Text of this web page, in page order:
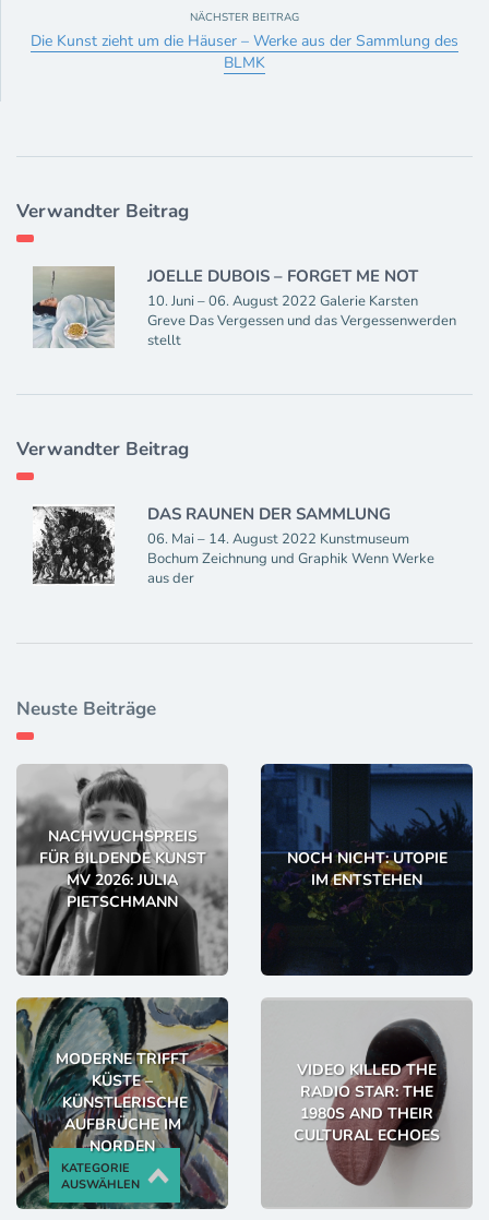
NÄCHSTER BEITRAG
Die Kunst zieht um die Häuser – Werke aus der Sammlung des
BLMK
Verwandter Beitrag
JOELLE DUBOIS – FORGET ME NOT
10. Juni – 06. August 2022 Galerie Karsten
Greve Das Vergessen und das Vergessenwerden
stellt
Verwandter Beitrag
DAS RAUNEN DER SAMMLUNG
06. Mai – 14. August 2022 Kunstmuseum
Bochum Zeichnung und Graphik Wenn Werke
aus der
Neuste Beiträge
NACHWUCHSPREIS
FÜR BILDENDE KUNST
MV 2026: JULIA
PIETSCHMANN
NOCH NICHT: UTOPIE
IM ENTSTEHEN
MODERNE TRIFFT
KÜSTE –
KÜNSTLERISCHE
AUFBRÜCHE IM
NORDEN
VIDEO KILLED THE
RADIO STAR: THE
1980S AND THEIR
CULTURAL ECHOES
KATEGORIE
AUSWÄHLEN